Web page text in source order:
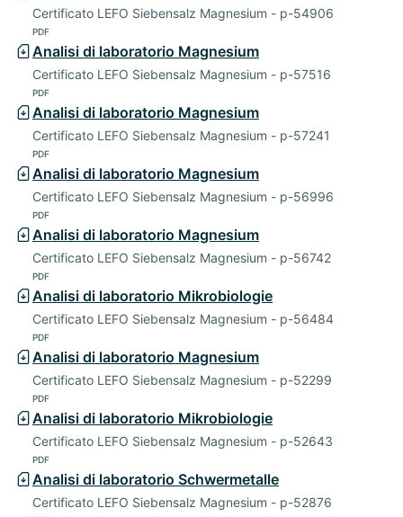
Certificato LEFO Siebensalz Magnesium - p-54906
PDF
Analisi di laboratorio Magnesium
Certificato LEFO Siebensalz Magnesium - p-57516
PDF
Analisi di laboratorio Magnesium
Certificato LEFO Siebensalz Magnesium - p-57241
PDF
Analisi di laboratorio Magnesium
Certificato LEFO Siebensalz Magnesium - p-56996
PDF
Analisi di laboratorio Magnesium
Certificato LEFO Siebensalz Magnesium - p-56742
PDF
Analisi di laboratorio Mikrobiologie
Certificato LEFO Siebensalz Magnesium - p-56484
PDF
Analisi di laboratorio Magnesium
Certificato LEFO Siebensalz Magnesium - p-52299
PDF
Analisi di laboratorio Mikrobiologie
Certificato LEFO Siebensalz Magnesium - p-52643
PDF
Analisi di laboratorio Schwermetalle
Certificato LEFO Siebensalz Magnesium - p-52876